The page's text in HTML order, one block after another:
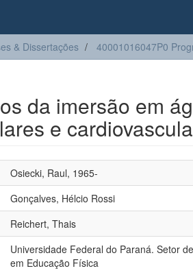
& Dissertações 40001016047P0
da imersão em
e
Osiecki, Raul, 1965-
Gonçalves, Hélcio Rossi
Reichert, Thais
Universidade Federal do Paraná. Setor
em Educação Física